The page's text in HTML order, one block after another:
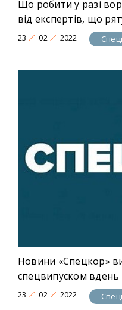
Що робити у разі
від експертів, що
23 02 2022
Новини «Спецкор»
спецвипуском вдень
23 02 2022